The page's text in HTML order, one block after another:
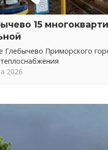
15
Глебычево Приморского
2026